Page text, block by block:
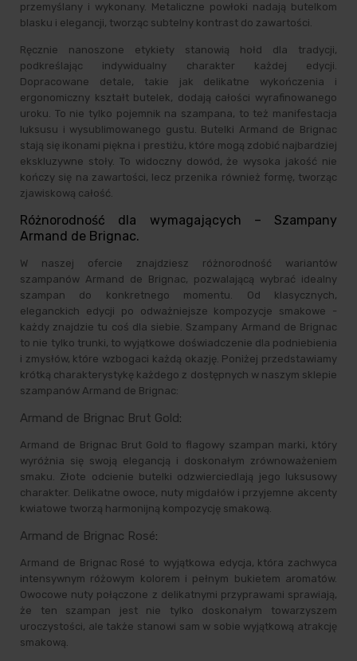
przemyślany i wykonany. Metaliczne powłoki nadają butelkom
blasku i elegancji, tworząc subtelny kontrast do zawartości.
Ręcznie nanoszone etykiety stanowią hołd dla tradycji,
podkreślając indywidualny charakter każdej edycji.
Dopracowane detale, takie jak delikatne wykończenia i
ergonomiczny kształt butelek, dodają całości wyrafinowanego
uroku. To nie tylko pojemnik na szampana, to też manifestacja
luksusu i wysublimowanego gustu. Butelki Armand de Brignac
stają się ikonami piękna i prestiżu, które mogą zdobić najbardziej
ekskluzywne stoły. To widoczny dowód, że wysoka jakość nie
kończy się na zawartości, lecz przenika również formę, tworząc
zjawiskową całość.
Różnorodność dla wymagających – Szampany
Armand de Brignac.
W naszej ofercie znajdziesz różnorodność wariantów
szampanów Armand de Brignac, pozwalającą wybrać idealny
szampan do konkretnego momentu. Od klasycznych,
eleganckich edycji po odważniejsze kompozycje smakowe -
każdy znajdzie tu coś dla siebie. Szampany Armand de Brignac
to nie tylko trunki, to wyjątkowe doświadczenie dla podniebienia
i zmysłów, które wzbogaci każdą okazję. Poniżej przedstawiamy
krótką charakterystykę każdego z dostępnych w naszym sklepie
szampanów Armand de Brignac:
Armand de Brignac Brut Gold:
Armand de Brignac Brut Gold to flagowy szampan marki, który
wyróżnia się swoją elegancją i doskonałym zrównoważeniem
smaku. Złote odcienie butelki odzwierciedlają jego luksusowy
charakter. Delikatne owoce, nuty migdałów i przyjemne akcenty
kwiatowe tworzą harmonijną kompozycję smakową.
Armand de Brignac Rosé:
Armand de Brignac Rosé to wyjątkowa edycja, która zachwyca
intensywnym różowym kolorem i pełnym bukietem aromatów.
Owocowe nuty połączone z delikatnymi przyprawami sprawiają,
że ten szampan jest nie tylko doskonałym towarzyszem
uroczystości, ale także stanowi sam w sobie wyjątkową atrakcję
smakową.